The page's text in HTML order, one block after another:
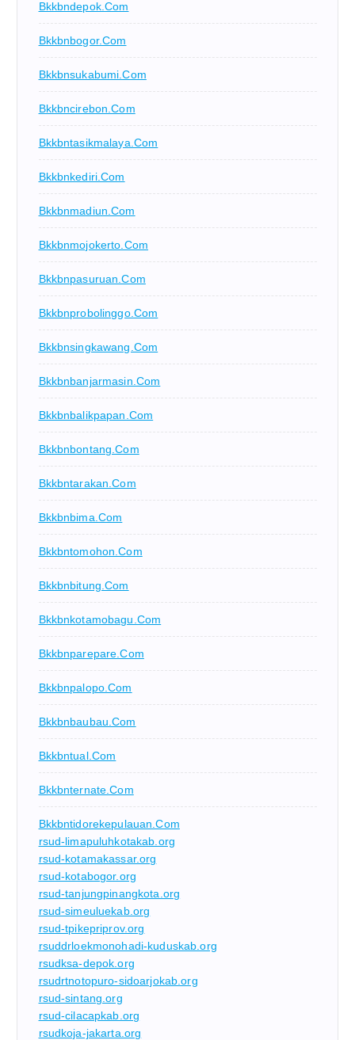
Bkkbndepok.com
Bkkbnbogor.com
Bkkbnsukabumi.com
Bkkbncirebon.com
Bkkbntasikmalaya.com
Bkkbnkediri.com
Bkkbnmadiun.com
Bkkbnmojokerto.com
Bkkbnpasuruan.com
Bkkbnprobolinggo.com
Bkkbnsingkawang.com
Bkkbnbanjarmasin.com
Bkkbnbalikpapan.com
Bkkbnbontang.com
Bkkbntarakan.com
Bkkbnbima.com
Bkkbntomohon.com
Bkkbnbitung.com
Bkkbnkotamobagu.com
Bkkbnparepare.com
Bkkbnpalopo.com
Bkkbnbaubau.com
Bkkbntual.com
Bkkbnternate.com
Bkkbntidorekepulauan.com
rsud-limapuluhkotakab.org
rsud-kotamakassar.org
rsud-kotabogor.org
rsud-tanjungpinangkota.org
rsud-simeuluekab.org
rsud-tpikepriprov.org
rsuddrloekmonohadi-kuduskab.org
rsudksa-depok.org
rsudrtnotopuro-sidoarjokab.org
rsud-sintang.org
rsud-cilacapkab.org
rsudkoja-jakarta.org